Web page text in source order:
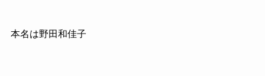
本名は野田和佳子